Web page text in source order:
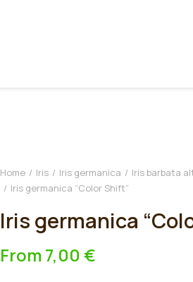
Home Iris Iris germanica
Iris barbata
Iris germanica “Color Shift”
Iris germanica
From 7,00 €